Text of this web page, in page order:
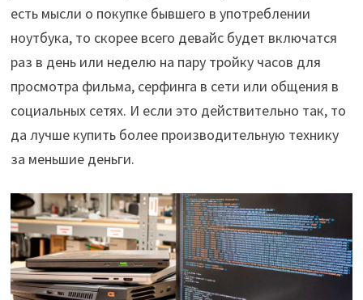
есть мысли о покупке бывшего в употреблении
ноутбука, то скорее всего девайс будет включатся
раз в день или неделю на пару тройку часов для
просмотра фильма, серфинга в сети или общения в
социальных сетях. И если это действительно так, то
да лучше купить более производительную технику
за меньшие деньги.